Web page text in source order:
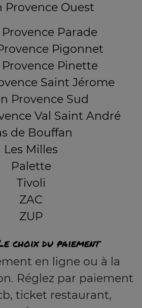
Provence Ouest
Parade
Pigonnet
Pinette
Saint Jérome
Provence Sud
Val Saint André
de Bouffan
Les Milles
Palette
Tivoli
ZAC
ZUP
choix du paiement
en ligne ou à la
Réglez par paiement
ticket restaurant,